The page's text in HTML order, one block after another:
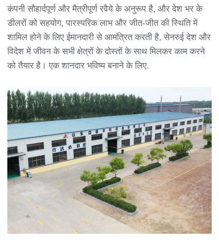
कंपनी सौहार्दपूर्ण और मैत्रीपूर्ण रवैये के अनुरूप है, और देश भर के
डीलरों को सहयोग, पारस्परिक लाभ और जीत-जीत की स्थिति में
शामिल होने के लिए ईमानदारी से आमंत्रित करती है, सेनरुई देश और
विदेश में जीवन के सभी क्षेत्रों के दोस्तों के साथ मिलकर काम करने
को तैयार है। एक शानदार भविष्य बनाने के लिए.